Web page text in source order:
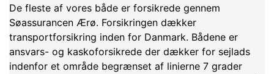
De fleste af vores både er forsikrede gennem
Søassurancen Ærø. Forsikringen dækker
transportforsikring inden for Danmark. Bådene er
ansvars- og kaskoforsikrede der dækker for sejlads
indenfor et område begrænset af linierne 7 grader